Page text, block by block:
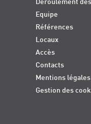
Déroulement
Equipe
Références
Locaux
Accès
Contacts
Mentions légales
Gestion des